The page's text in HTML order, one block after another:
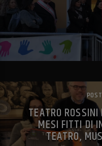
TEATRO
MESI FITTI DI
TEATRO,